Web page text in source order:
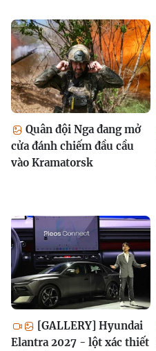
Quân đội Nga đang mở
cửa đánh chiếm đầu cầu
vào Kramatorsk
[GALLERY] Hyundai
Elantra 2027 - lột xác thiết